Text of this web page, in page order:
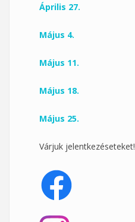
Április 27.
Május 4.
Május 11.
Május 18.
Május 25.
Várjuk jelentkezéseteket!